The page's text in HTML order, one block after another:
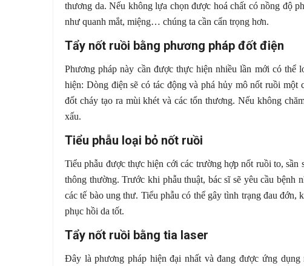
thương da. Nếu không lựa chọn được hoá chất có nồng độ
như quanh mắt, miệng… chúng ta cần cẩn trọng hơn.
Tẩy nốt ruồi bằng phương pháp đốt điện
Phương pháp này cần được thực hiện nhiều lần mới có
hiện: Dòng điện sẽ có tác động và phá hủy mô nốt ruồi một
đốt cháy tạo ra mùi khét và các tổn thương. Nếu không
xấu.
Tiểu phẫu loại bỏ nốt ruồi
Tiểu phẫu được thực hiện cới các trường hợp nốt ruồi to,
thông thường. Trước khi phẫu thuật, bác sĩ sẽ yêu cầu bệnh
các tế bào ung thư. Tiểu phẫu có thể gây tình trạng đau đớn,
phục hồi da tốt.
Tẩy nốt ruồi bằng tia laser
Đây là phương pháp hiện đại nhất và đang được ứng